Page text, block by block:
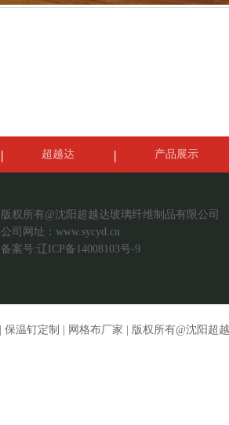
超越达 产品展示
版权所有@沈阳超越达玻璃纤维制品有限公司
公司网址： www.sycyd.cn
备案号:辽ICP备14008103号-9
保温钉定制 网格布厂家 | 版权所有@沈阳超